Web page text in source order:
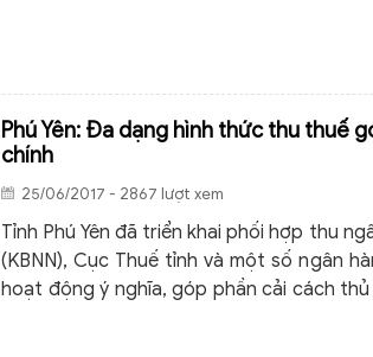
Phú Yên: Đa dạng hình thức thu thuế
chính
25/06/2017 - 2867 lượt xem
Tỉnh Phú Yên đã triển khai phối hợp thu
(KBNN), Cục Thuế tỉnh và một số ngân
hoạt động ý nghĩa, góp phần cải cách thủ tục hành